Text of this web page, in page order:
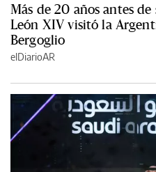
Más de 20 años antes
León XIV visitó la
Bergoglio
elDiarioAR